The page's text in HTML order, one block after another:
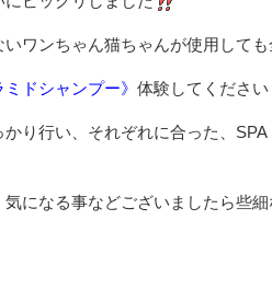
ワンちゃん猫ちゃんが使用して
ミドシャンプー》 体験してください
り行い、それぞれに合った、
になる事などございましたら些